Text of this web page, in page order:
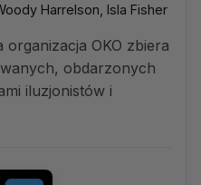
Harrelson, Isla Fisher
organizacja OKO zbiera
obdarzonych
iluzjonistów i